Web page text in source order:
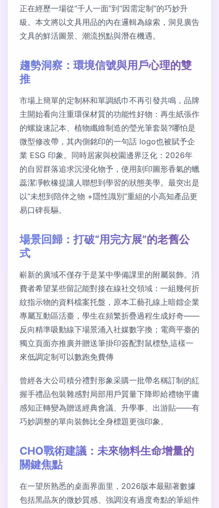
正在經歷一場從“千人一面”到“因需定制”的巧妙升
級。本文將以文具用品的內在邏輯為線索，洞見廣告
文具的鮮活圖景、潮流拐點與潛在機遇。
趨勢洞察：環境信號與用戶心理的雙
推
市場上簡單的定制杯和單調紙巾不再引發共鳴，品牌
主開始看向注重環保材質的功能性好物：再生紙張作
的螺旋速記本、植物纖維制造的瑩光筆套裝?哪怕是
微型修改帶，其內側銘印的一句話 logo也被賦予企
業 ESG 印象。同時居家與校園邊界泛化：2026年
的自習群落追求沉浸化物予，使用刻印圖形香氣的蠟
蕊潔凈軟橡提讓人聯想到學習的狀態美學。最突出是
以“未想到陪伴之物 +隱性識別”重組的小高知產品更
易口碑長驅。
場景回歸：打破“用完方展”的老舊公
式
嶄新的廣域不僅存于是某中學備課里的附屬裝飾。消
費者希望某些留記能對接在線社交領域：一組幾何折
紋指示物的資料檔案托盤，原本工藝孔線上暗鐳企業
專屬互動區活臺，學生在頻繁折疊過程生成好奇——
反向精準吸動線下場景涌入社媒數字換；電商平臺的
獨立頁面亦推廣并贈送筆掛印簽配對鼠標墊,這樣一
來低調定制可以數跑免費傳
曾經各大公司積分禮對形象采購一批帶名稱訂制的紅
握手禮品包裝雜感對局部用戶質量下降即給禮物平庸
感知正轉變為贈送經典會議、升學事、出游貼——有
巧妙調整的單向裝飾比全身標題更強印象。
CHO戰術建議：未來物料生命增量的
關鍵焦點
在一望所熟悉的桌面界面里，2026版本最顯著數據
包括黑晶灰的微妙質感、強調沒有過度奇點的筆組件